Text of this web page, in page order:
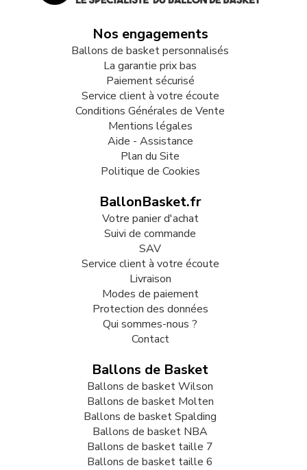
Nos engagements
Ballons de basket personnalisés
La garantie prix bas
Paiement sécurisé
Service client à votre écoute
Conditions Générales de Vente
Mentions légales
Aide - Assistance
Plan du Site
Politique de Cookies
BallonBasket.fr
Votre panier d'achat
Suivi de commande
SAV
Service client à votre écoute
Livraison
Modes de paiement
Protection des données
Qui sommes-nous ?
Contact
Ballons de Basket
Ballons de basket Wilson
Ballons de basket Molten
Ballons de basket Spalding
Ballons de basket NBA
Ballons de basket taille 7
Ballons de basket taille 6